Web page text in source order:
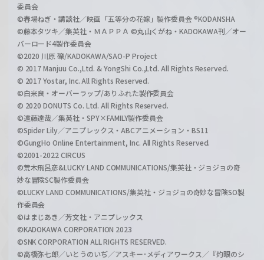
委員会
©春場ねぎ・講談社／映画「五等分の花嫁」製作委員会 ®KODANSHA
©藤本タツキ／集英社・ＭＡＰＰＡ ©丸山くがね・KADOKAWA刊／オー
バーロード4製作委員会
©2020 川原 礫/KADOKAWA/SAO-P Project
© 2017 Manjuu Co.,Ltd. & YongShi Co.,Ltd. All Rights Reserved.
© 2017 Yostar, Inc. All Rights Reserved.
©白米良・オーバーラップ/ありふれた製作委員会
© 2020 DONUTS Co. Ltd. All Rights Reserved.
©遠藤達哉／集英社・SPY×FAMILY製作委員会
©Spider Lily／アニプレックス・ABCアニメーション・BS11
©GungHo Online Entertainment, Inc. All Rights Reserved.
©2001-2022 CIRCUS
©荒木飛呂彦&LUCKY LAND COMMUNICATIONS/集英社・ジョジョの奇
妙な冒険SC製作委員会
©LUCKY LAND COMMUNICATIONS/集英社・ジョジョの奇妙な冒険SO製
作委員会
©はまじあき／芳文社・アニプレックス
©KADOKAWA CORPORATION 2023
©SNK CORPORATION ALL RIGHTS RESERVED.
©高橋弥七郎／いとうのいぢ／アスキー･メディアワークス／『灼眼のシ